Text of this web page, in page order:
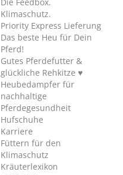
Klimaschutz.
Priority Express Lieferung
Das beste Heu für Dein
Pferd!
Gutes Pferdefutter &
glückliche Rehkitze ♥
Heubedampfer für
nachhaltige
Pferdegesundheit
Hufschuhe
Karriere
Füttern für den
Klimaschutz
Kräuterlexikon